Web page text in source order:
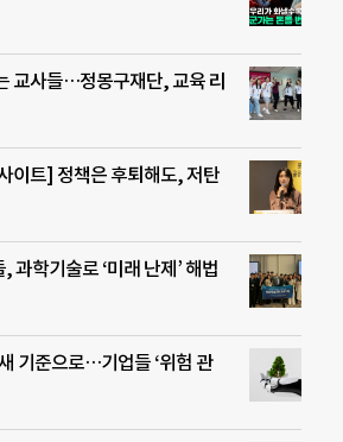
교사들…정몽구재단, 교육 리
이트] 정책은 후퇴해도, 저탄
과학기술로 ‘미래 난제’ 해법
기준으로…기업들 ‘위험 관